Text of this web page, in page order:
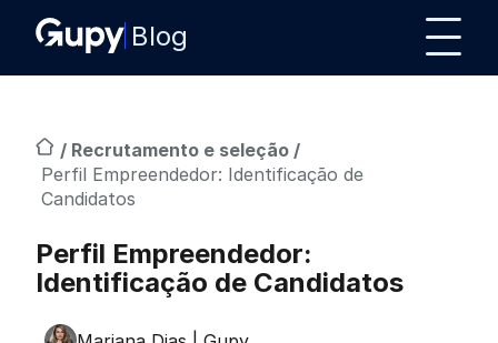
Blog
/ Recrutamento e seleção /
Perfil Empreendedor: Identificação de
Candidatos
Perfil Empreendedor:
Identificação de Candidatos